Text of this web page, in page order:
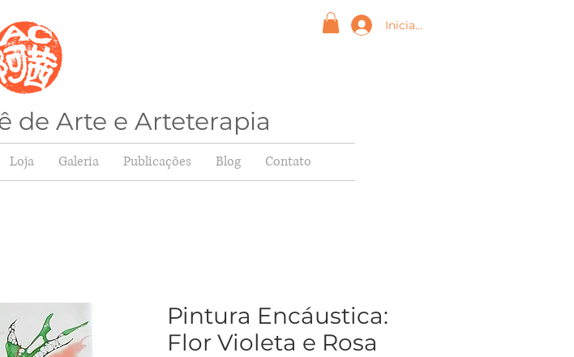
Iniciar sesión
de Arte e Arteterapia
Loja Galeria Publicações Blog Contato
Pintura Encáustica:
Flor Violeta e Rosa